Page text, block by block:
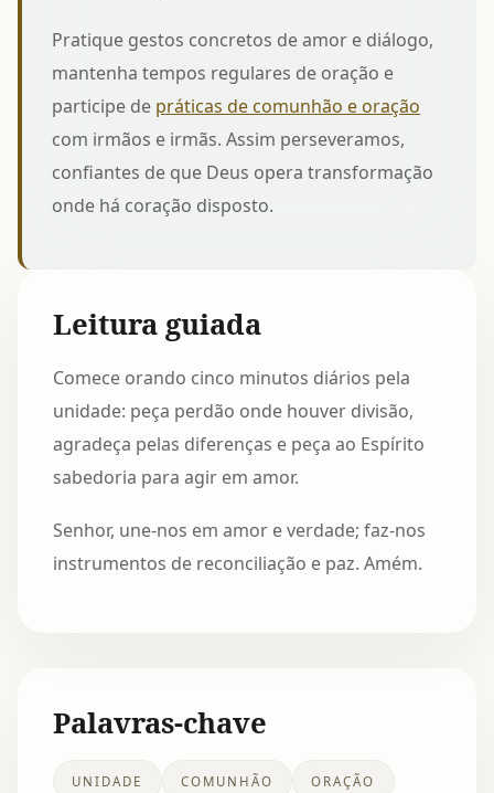
Pratique gestos concretos de amor e diálogo,
mantenha tempos regulares de oração e
participe de práticas de comunhão e oração
com irmãos e irmãs. Assim perseveramos,
confiantes de que Deus opera transformação
onde há coração disposto.
Leitura guiada
Comece orando cinco minutos diários pela
unidade: peça perdão onde houver divisão,
agradeça pelas diferenças e peça ao Espírito
sabedoria para agir em amor.
Senhor, une-nos em amor e verdade; faz-nos
instrumentos de reconciliação e paz. Amém.
Palavras-chave
UNIDADE COMUNHÃO ORAÇÃO